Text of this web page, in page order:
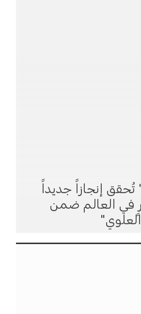
إنجازاً جديداً
في العالم ضمن